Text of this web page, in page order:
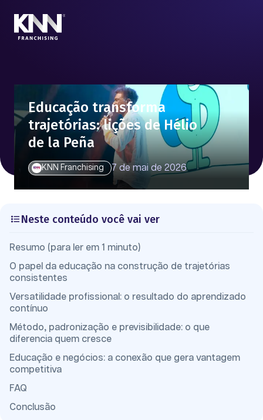
Educação transforma
trajetórias: lições de Hélio
de la Peña
KNN Franchising 7 de mai de 2026
Neste conteúdo você vai ver
Resumo (para ler em 1 minuto)
O papel da educação na construção de trajetórias
consistentes
Versatilidade profissional: o resultado do aprendizado
contínuo
Método, padronização e previsibilidade: o que
diferencia quem cresce
Educação e negócios: a conexão que gera vantagem
competitiva
FAQ
Conclusão